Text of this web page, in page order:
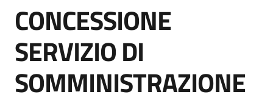
e
strumenti
acquisto
Salta al contenuto
CONCESSIONE
SERVIZIO DI
SOMMINISTRAZIONE